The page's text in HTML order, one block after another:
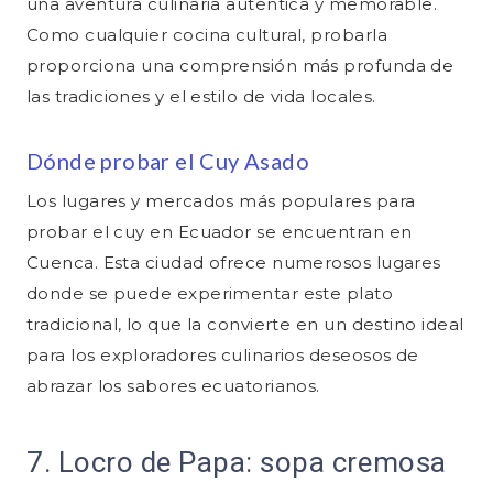
Como cualquier cocina cultural, probarla
proporciona una comprensión más profunda de
las tradiciones y el estilo de vida locales.
Dónde probar el Cuy Asado
Los lugares y mercados más populares para
probar el cuy en Ecuador se encuentran en
Cuenca. Esta ciudad ofrece numerosos lugares
donde se puede experimentar este plato
tradicional, lo que la convierte en un destino ideal
para los exploradores culinarios deseosos de
abrazar los sabores ecuatorianos.
7. Locro de Papa: sopa cremosa